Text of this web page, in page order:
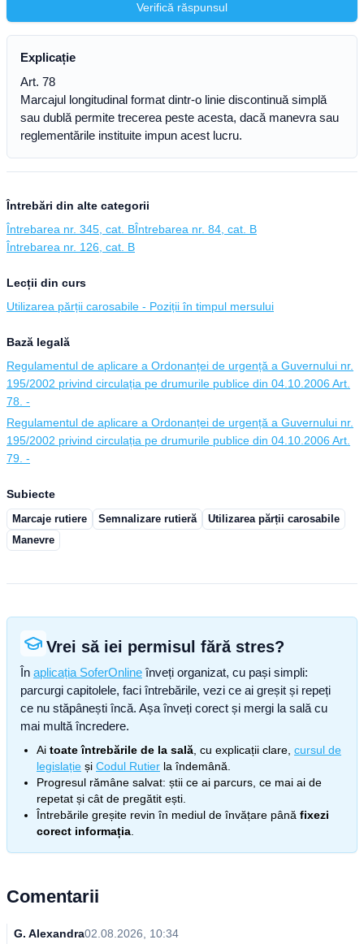
Verifică răspunsul
Explicație
Art. 78
Marcajul longitudinal format dintr-o linie discontinuă simplă
sau dublă permite trecerea peste acesta, dacă manevra sau
reglementările instituite impun acest lucru.
Întrebări din alte categorii
Întrebarea nr. 345, cat. BÎntrebarea nr. 84, cat. B
Întrebarea nr. 126, cat. B
Lecții din curs
Utilizarea părții carosabile - Poziții în timpul mersului
Bază legală
Regulamentul de aplicare a Ordonanței de urgență a Guvernului nr.
195/2002 privind circulația pe drumurile publice din 04.10.2006 Art.
78. -
Regulamentul de aplicare a Ordonanței de urgență a Guvernului nr.
195/2002 privind circulația pe drumurile publice din 04.10.2006 Art.
79. -
Subiecte
Marcaje rutiere Semnalizare rutieră
Utilizarea părții carosabile
Manevre
Vrei să iei permisul fără stres?
În aplicația SoferOnline înveți organizat, cu pași simpli:
parcurgi capitolele, faci întrebările, vezi ce ai greșit și repeți
ce nu stăpânești încă. Așa înveți corect și mergi la sală cu
mai multă încredere.
Ai toate întrebările de la sală , cu explicații clare, cursul de
legislație și Codul Rutier la îndemână.
Progresul rămâne salvat: știi ce ai parcurs, ce mai ai de
repetat și cât de pregătit ești.
Întrebările greșite revin în mediul de învățare până fixezi
corect informația
Comentarii
G. Alexandra02.08.2026, 10:34